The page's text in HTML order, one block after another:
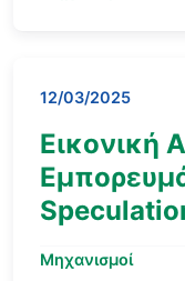
12/03/2025
Εικονική
Μηχανισμοί